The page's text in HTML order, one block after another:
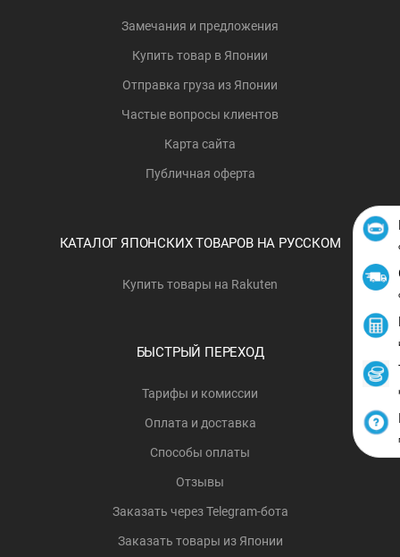
Замечания и предложения
Купить товар в Японии
Отправка груза из Японии
Частые вопросы клиентов
Карта сайта
Публичная оферта
КАТАЛОГ ЯПОНСКИХ ТОВАРОВ НА РУССКОМ
Купить товары на Rakuten
БЫСТРЫЙ ПЕРЕХОД
Тарифы и комиссии
Оплата и доставка
Способы оплаты
Отзывы
Заказать через Telegram-бота
Заказать товары из Японии